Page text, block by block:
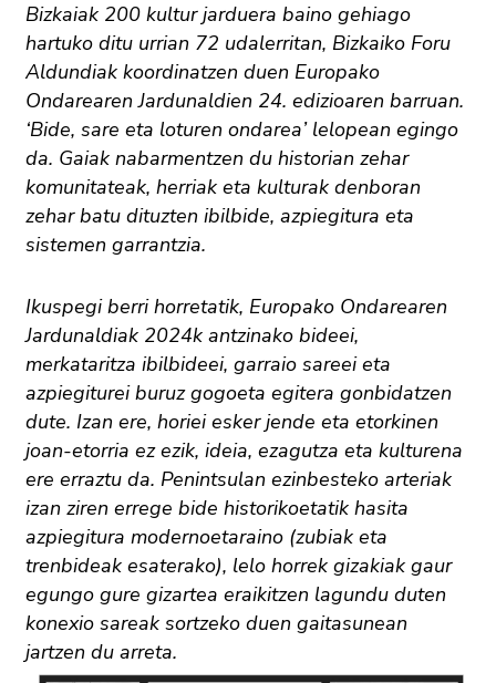
Bizkaiak 200 kultur jarduera baino gehiago
hartuko ditu urrian 72 udalerritan, Bizkaiko Foru
Aldundiak koordinatzen duen Europako
Ondarearen Jardunaldien 24. edizioaren barruan.
‘Bide, sare eta loturen ondarea’ lelopean egingo
da. Gaiak nabarmentzen du historian zehar
komunitateak, herriak eta kulturak denboran
zehar batu dituzten ibilbide, azpiegitura eta
sistemen garrantzia.
Ikuspegi berri horretatik, Europako Ondarearen
Jardunaldiak 2024k antzinako bideei,
merkataritza ibilbideei, garraio sareei eta
azpiegiturei buruz gogoeta egitera gonbidatzen
dute. Izan ere, horiei esker jende eta etorkinen
joan-etorria ez ezik, ideia, ezagutza eta kulturena
ere erraztu da. Penintsulan ezinbesteko arteriak
izan ziren errege bide historikoetatik hasita
azpiegitura modernoetaraino (zubiak eta
trenbideak esaterako), lelo horrek gizakiak gaur
egungo gure gizartea eraikitzen lagundu duten
konexio sareak sortzeko duen gaitasunean
jartzen du arreta.